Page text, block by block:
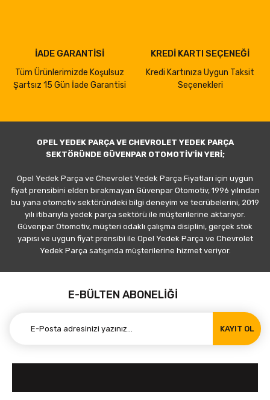
İADE GARANTİSİ
Tüm Ürünlerimizde Koşulsuz
Şartsız 15 Gün İade Garantisi
KREDİ KARTI SEÇENEĞİ
Kredi Kartınıza Uygun Taksit
Seçenekleri
OPEL YEDEK PARÇA VE CHEVROLET YEDEK PARÇA
SEKTÖRÜNDE GÜVENPAR OTOMOTİV'İN YERİ;
Opel Yedek Parça ve Chevrolet Yedek Parça Fiyatları için uygun
fiyat prensibini elden bırakmayan Güvenpar Otomotiv, 1996 yılından
bu yana otomotiv sektöründeki bilgi deneyim ve tecrübelerini, 2019
yılı itibarıyla yedek parça sektörü ile müşterilerine aktarıyor.
Güvenpar Otomotiv, müşteri odaklı çalışma disiplini, gerçek stok
yapısı ve uygun fiyat prensibi ile Opel Yedek Parça ve Chevrolet
Yedek Parça satışında müşterilerine hizmet veriyor.
E-BÜLTEN ABONELİĞİ
KAYIT OL